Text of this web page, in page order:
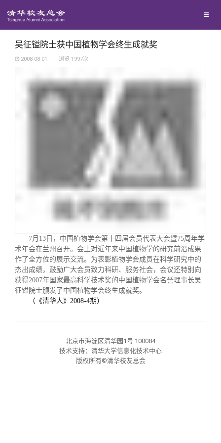
地区联络
院系校友工作
专业委员会
兴趣群体
回馈母校
捐赠新闻
捐赠纪事
捐赠方法
《清华校友通讯》
《水木清华》
我要订阅
清华人物
清华故事
校友文苑
校友讲坛
校友视界
终身学习
三创大赛
实用信息
校友总会
会长致辞
总会章程
理事会名单
联系我们
关闭
吴征镒院士获中国植物学会终生成就奖
2008-08-01 | 浏览 1997次
7月 13 日 ，中国植物学会第十四届会员代表大会暨75周年学
术年会在兰州召开。会上对近年来中国植物学的研究前沿成果
作了全方位的展示交流。为表彰植物学会成员在科学研究中的
杰出成绩，鼓励广大会员致力科研、服务社会，会议还特别向
获得2007年国家最高科学技术奖的中国植物学会名誉理事长吴
征镒院士颁发了中国植物学会终生成就奖。
（《清华人》 2008-4期）
北京市海淀区清华园1号 100084
技术支持：清华大学信息化技术中心
版权所有©清华校友总会